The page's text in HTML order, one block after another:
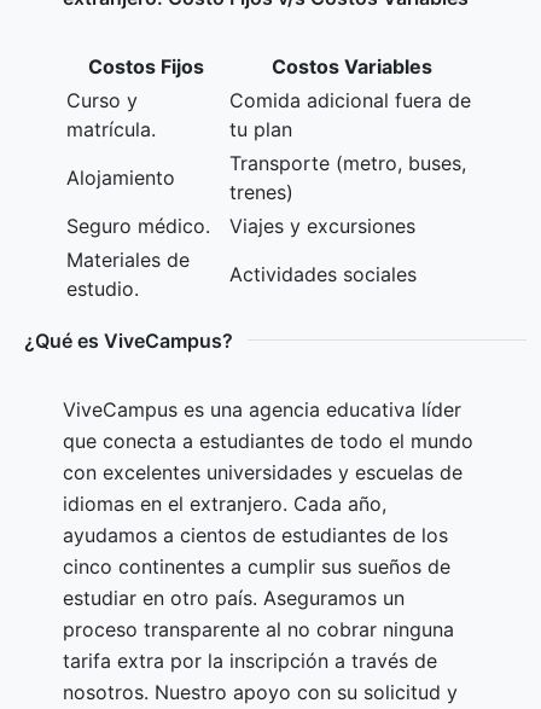
Costos Fijos
Costos Variables
Curso y
matrícula.
Comida adicional fuera de
tu plan
Alojamiento
Transporte (metro, buses,
trenes)
Seguro médico.
Viajes y excursiones
Materiales de
estudio.
Actividades sociales
¿Qué es ViveCampus?
ViveCampus es una agencia educativa líder
que conecta a estudiantes de todo el mundo
con excelentes universidades y escuelas de
idiomas en el extranjero. Cada año,
ayudamos a cientos de estudiantes de los
cinco continentes a cumplir sus sueños de
estudiar en otro país. Aseguramos un
proceso transparente al no cobrar ninguna
tarifa extra por la inscripción a través de
nosotros. Nuestro apoyo con su solicitud y